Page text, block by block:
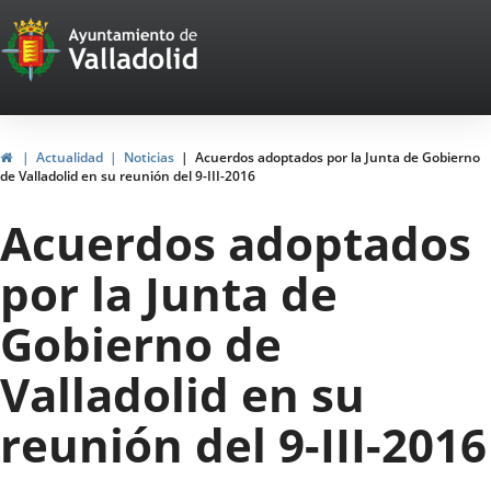
Portal
Web
del
Ayuntamiento
de
Valladolid
HomeActualidad Noticias
Acuerdos adoptados por la Junta de Gobierno
de Valladolid en su reunión del 9-III-2016
Acuerdos adoptados
por la Junta de
Gobierno de
Valladolid en su
reunión del 9-III-2016